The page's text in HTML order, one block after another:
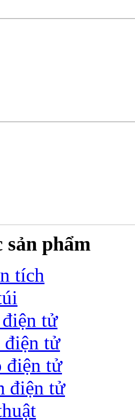
sản phẩm
tích
điện tử
điện tử
điện tử
điện tử